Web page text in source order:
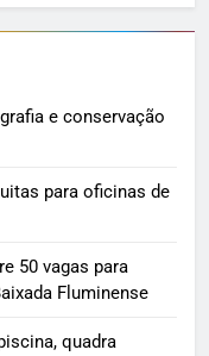
e conservação
para oficinas de
50 vagas para
Fluminense
quadra